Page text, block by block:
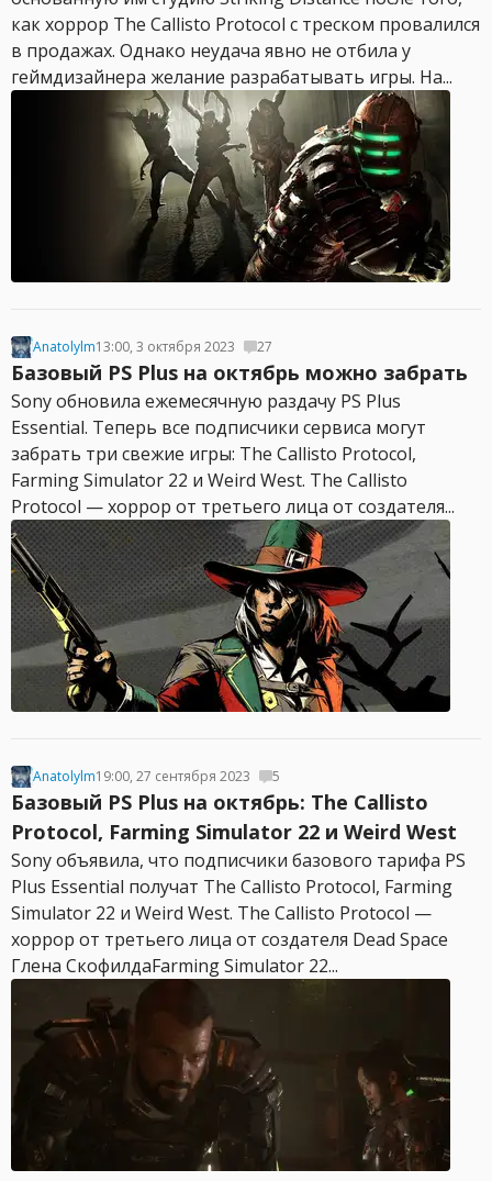
как хоррор The Callisto Protocol с треском провалился
в продажах. Однако неудача явно не отбила у
геймдизайнера желание разрабатывать игры. На...
Anatolylm13:00, 3 октября 2023 27
Базовый PS Plus на октябрь можно забрать
Sony обновила ежемесячную раздачу PS Plus
Essential. Теперь все подписчики сервиса могут
забрать три свежие игры: The Callisto Protocol,
Farming Simulator 22 и Weird West. The Callisto
Protocol — хоррор от третьего лица от создателя...
Anatolylm19:00, 27 сентября 2023 5
Базовый PS Plus на октябрь: The Callisto
Protocol, Farming Simulator 22 и Weird West
Sony объявила, что подписчики базового тарифа PS
Plus Essential получат The Callisto Protocol, Farming
Simulator 22 и Weird West. The Callisto Protocol —
хоррор от третьего лица от создателя Dead Space
Глена СкофилдаFarming Simulator 22...